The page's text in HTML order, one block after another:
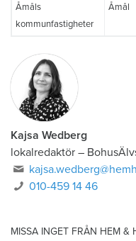
Åmåls
kommunfastigheter
Åmål
Kajsa Wedberg
lokalredaktör –
010-459 14 46
MISSA INGET FRÅN HEM &